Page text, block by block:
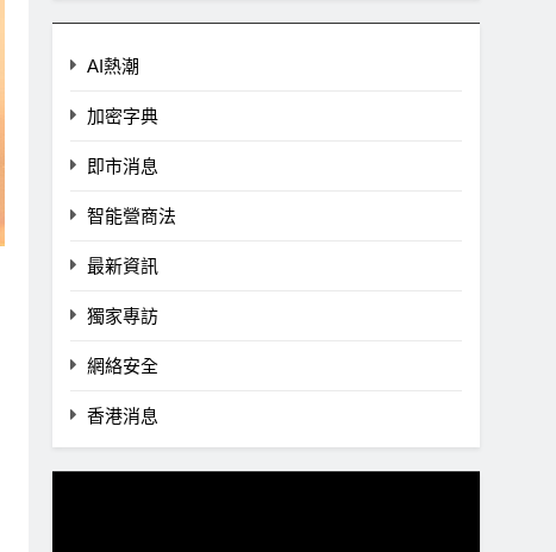
AI熱潮
加密字典
即市消息
智能營商法
最新資訊
獨家專訪
網絡安全
香港消息